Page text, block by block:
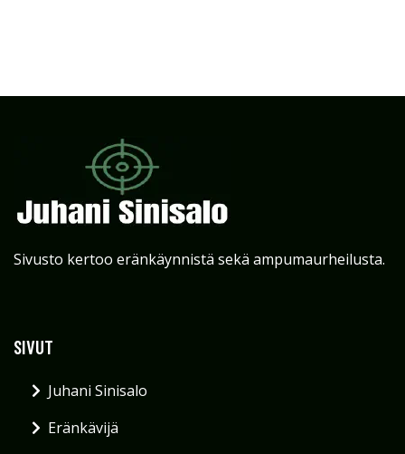
Sivusto kertoo eränkäynnistä sekä ampumaurheilusta.
SIVUT
Juhani Sinisalo
Eränkävijä